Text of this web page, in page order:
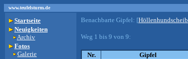
www.teufelsturm.de
Startseite
Neuigkeiten
Archiv
Fotos
Galerie
Benachbarte Gipfel: [
Weg 1 bis 9 von 9:
Nr. Gipfel